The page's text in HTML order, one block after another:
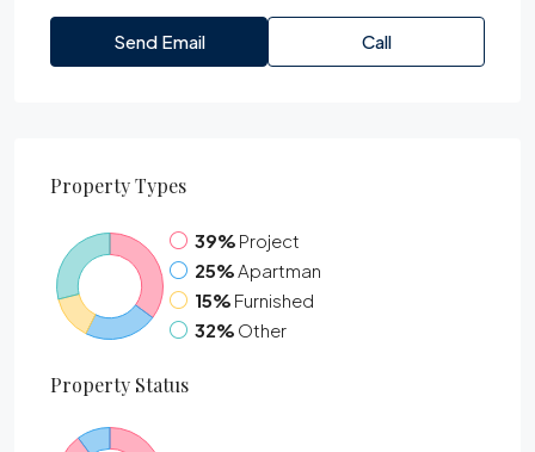
Send Email Call
PropertyTypes
39% Project
25%Apartman
15% Furnished
32% Other
Property Status